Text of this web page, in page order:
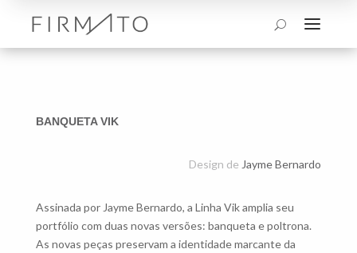
U a
BANQUETA VIK
Design de Jayme Bernardo
Assinada por Jayme Bernardo, a Linha Vik amplia seu
portfólio com duas novas versões: banqueta e poltrona.
As novas peças preservam a identidade marcante da